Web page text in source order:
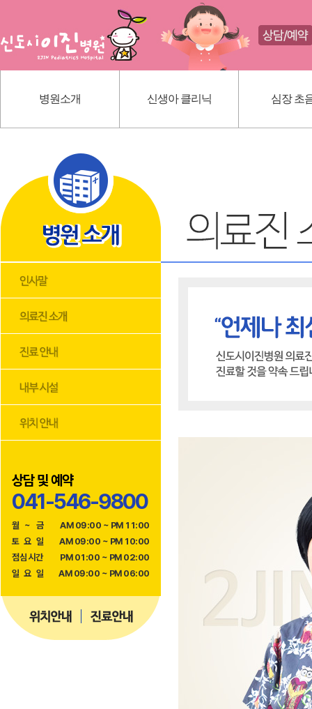
병원소개 신생아 클리닉 심장 초
인사말
의료진 소개
진료 안내
내부 시설
신생아 황달
딤플초음파
상담 및 예약
041-546-9800
월 ~ 금
AM 09:00 ~ PM 11:00
토 요 일
AM 09:00 ~ PM 10:00
점심시간
PM 01:00 ~ PM 02:00
일 요 일 AM 09:00 ~ PM 06:00